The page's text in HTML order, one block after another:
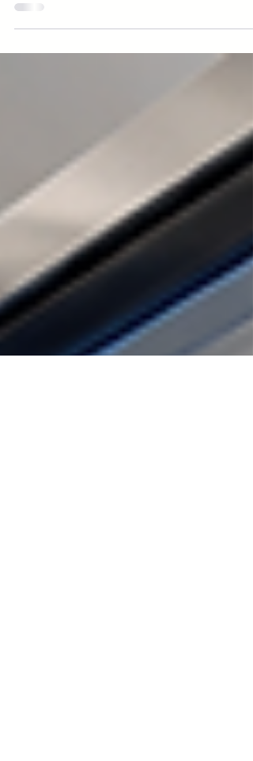
No todas las centrífugas son iguales — y elegir
la incorrecta no significa que el equipo "no
ciencias de la salud en una universidad. Esta
guía está escrita para jefes de laboratorio,
directores médicos y encargados de compra
que necesitan tomar una decis